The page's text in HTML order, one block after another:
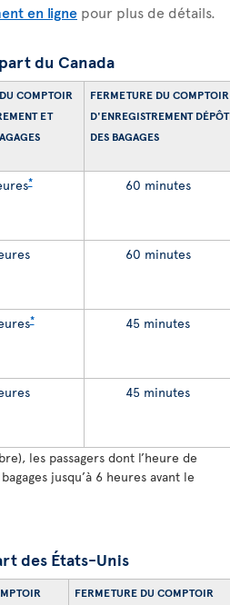
en ligne pour plus de détails.
du Canada
COMPTOIR
ET
FERMETURE DU COMPTOIR
D'ENREGISTREMENT DÉPÔT
DES BAGAGES
* 60 minutes
60 minutes
* 45 minutes
45 minutes
les passagers dont l’heure de
jusqu’à 6 heures avant le
des États-Unis
FERMETURE DU COMPTOIR